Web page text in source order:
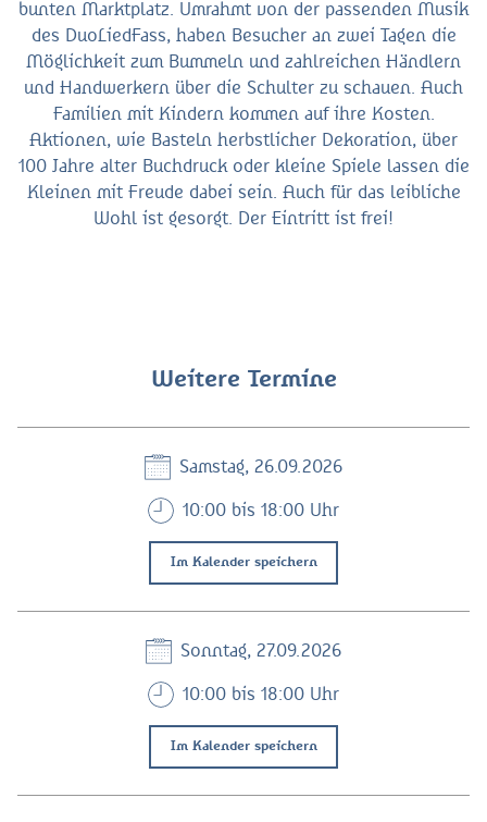
bunten Marktplatz. Umrahmt von der passenden Musik
des DuoLiedFass, haben Besucher an zwei Tagen die
Möglichkeit zum Bummeln und zahlreichen Händlern
und Handwerkern über die Schulter zu schauen. Auch
Familien mit Kindern kommen auf ihre Kosten.
Aktionen, wie Basteln herbstlicher Dekoration, über
100 Jahre alter Buchdruck oder kleine Spiele lassen die
Kleinen mit Freude dabei sein. Auch für das leibliche
Wohl ist gesorgt. Der Eintritt ist frei!
Weitere Termine
Samstag, 26.09.2026
10:00 bis 18:00 Uhr
Im Kalender speichern
Sonntag, 27.09.2026
10:00 bis 18:00 Uhr
Im Kalender speichern